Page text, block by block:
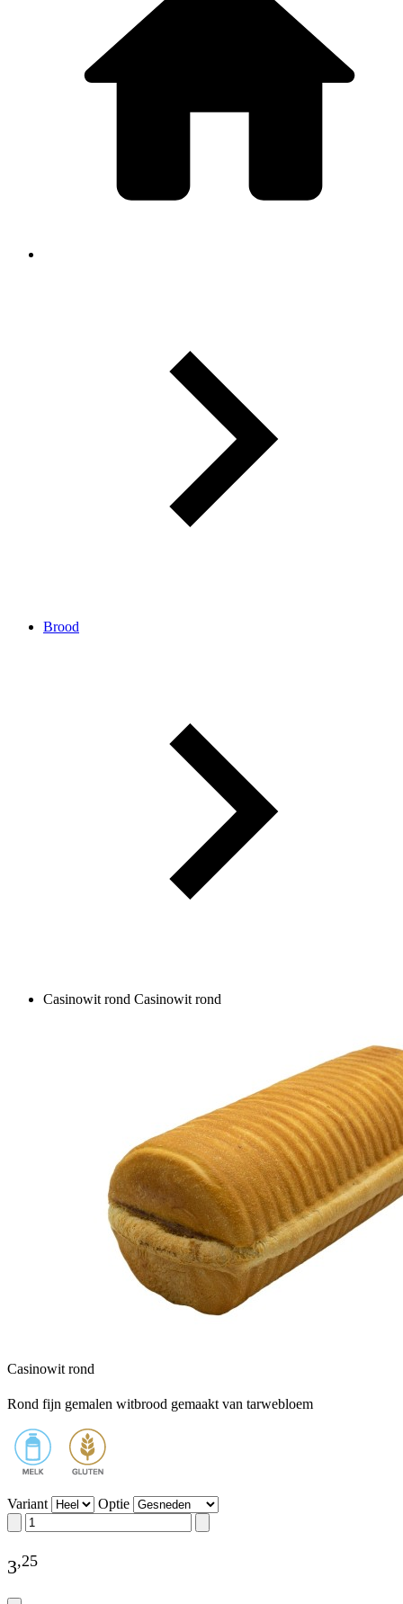
Brood
Casinowit rond Casinowit rond
Casinowit rond
Rond fijn gemalen witbrood gemaakt van tarwebloem
Variant Optie
3,25